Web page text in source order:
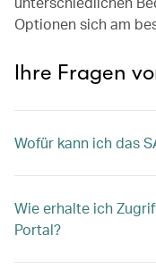
Optionen sich am
Ihre Fragen
Wofür kann ich das
Wie erhalte ich
Portal?